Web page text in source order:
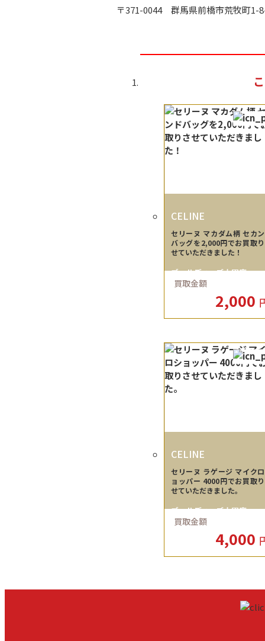
〒371-0044 群馬県前橋市荒牧町1-
CELINE
セリーヌ マカダム柄 セカ
バッグを2,000円でお買取
せていただきました！
ゴールディーズ太田店
買取金額
2,000
CELINE
セリーヌ ラゲージ マイク
ョッパー 4000円でお買取
せていただきました。
ゴールディーズ太田店
買取金額
4,000